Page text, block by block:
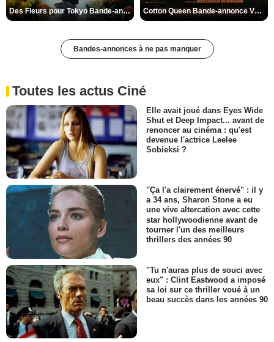
Des Fleurs pour Tokyo Bande-annonce VO STFR Cotton Queen Bande-annonce VO STFR
Bandes-annonces à ne pas manquer
Toutes les actus Ciné
Elle avait joué dans Eyes Wide
Shut et Deep Impact... avant de
renoncer au cinéma : qu'est
devenue l'actrice Leelee
Sobieksi ?
"Ça l'a clairement énervé" : il y
a 34 ans, Sharon Stone a eu
une vive altercation avec cette
star hollywoodienne avant de
tourner l'un des meilleurs
thrillers des années 90
"Tu n'auras plus de souci avec
eux" : Clint Eastwood a imposé
sa loi sur ce thriller voué à un
beau succès dans les années 90